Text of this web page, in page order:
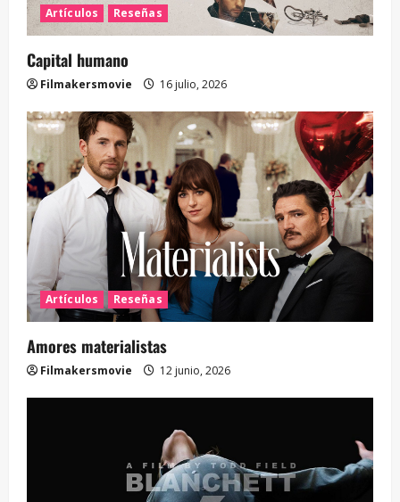
Artículos Reseñas
Capital humano
Filmakersmovie 16 julio, 2026
Artículos Reseñas
Amores materialistas
Filmakersmovie 12 junio, 2026